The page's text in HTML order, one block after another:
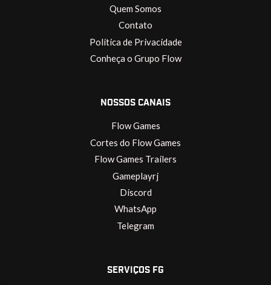
Quem Somos
Contato
Política de Privacidade
Conheça o Grupo Flow
NOSSOS CANAIS
Flow Games
Cortes do Flow Games
Flow Games Trailers
Gameplayrj
Discord
WhatsApp
Telegram
SERVIÇOS FG